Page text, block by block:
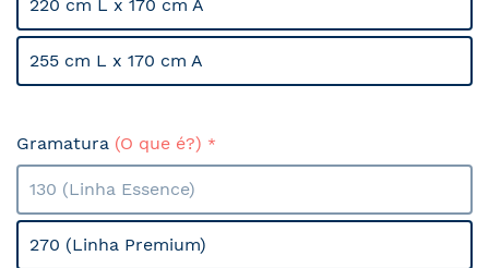
220 cm L x 170 cm A
255 cm L x 170 cm A
Gramatura (O que é?)
130 (Linha Essence)
270 (Linha Premium)